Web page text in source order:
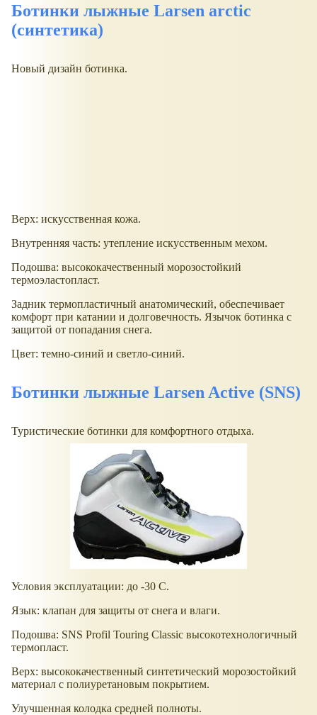
Ботинки лыжные Larsen arctic
(синтетика)
Новый дизайн ботинка.
Верх: искусственная кожа.
Внутренняя часть: утепление искусственным мехом.
Подошва: высококачественный морозостойкий
термоэластопласт.
Задник термопластичный анатомический, обеспечивает
комфорт при катании и долговечность. Язычок ботинка с
защитой от попадания снега.
Цвет: темно-синий и светло-синий.
Ботинки лыжные Larsen Active (SNS)
Туристические ботинки для комфортного отдыха.
Условия эксплуатации: до -30 С.
Язык: клапан для защиты от снега и влаги.
Подошва: SNS Profil Touring Classic высокотехнологичный
термопласт.
Верх: высококачественный синтетический морозостойкий
материал с полиуретановым покрытием.
Улучшенная колодка средней полноты.